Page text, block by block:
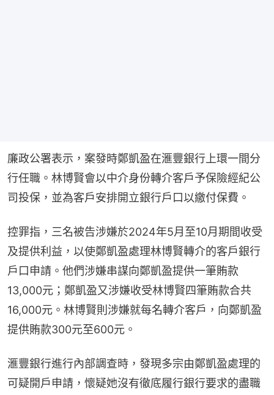
廉政公署表示，案發時鄭凱盈在滙豐銀行上環一間分
行任職。林博賢會以中介身份轉介客戶予保險經紀公
司投保，並為客戶安排開立銀行戶口以繳付保費。
控罪指，三名被告涉嫌於2024年5月至10月期間收受
及提供利益，以使鄭凱盈處理林博賢轉介的客戶銀行
戶口申請。他們涉嫌串謀向鄭凱盈提供一筆賄款
13,000元；鄭凱盈又涉嫌收受林博賢四筆賄款合共
16,000元。林博賢則涉嫌就每名轉介客戶，向鄭凱盈
提供賄款300元至600元。
滙豐銀行進行內部調查時，發現多宗由鄭凱盈處理的
可疑開戶申請，懷疑她沒有徹底履行銀行要求的盡職